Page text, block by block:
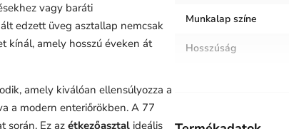
vagy baráti
edzett üveg asztallap nemcsak
kínál, amely hosszú éveken át
amely kiválóan ellensúlyozza a
a modern enteriőrökben. A 77
során. Ez az étkezőasztal ideális
Munkalap színe
Hosszúság